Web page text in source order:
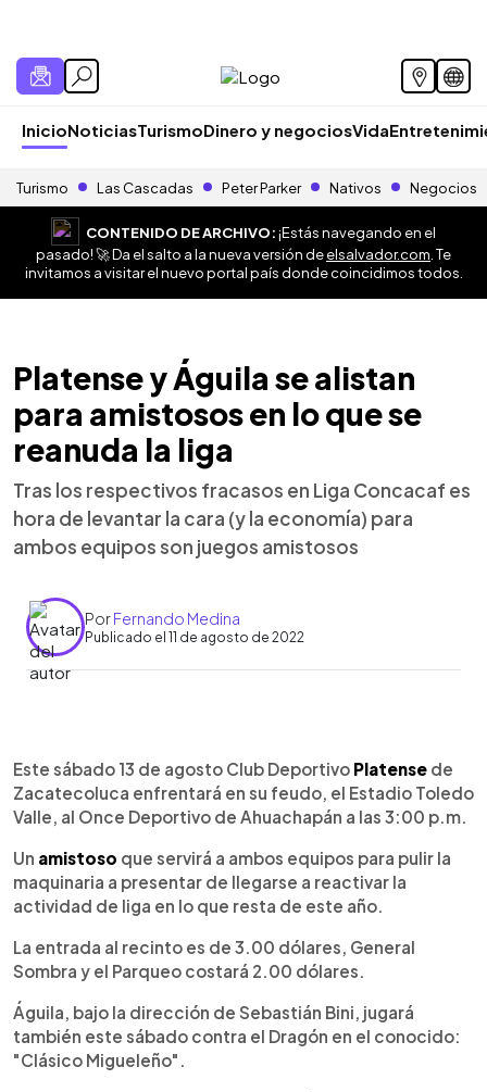
InicioNoticiasTurismoDinero y negociosVida
Turismo Las Cascadas Peter Parker Nativos Negocios
CONTENIDO DE ARCHIVO:¡Estás navegando en el
pasado! 🚀 Da el salto a la nueva versión deelsalvador.com . Te
invitamos a visitar el nuevo portal país donde coincidimos todos.
Platense y Águila se alistan
para amistosos en lo que se
reanuda la liga
Tras los respectivos fracasos en Liga Concacaf es
hora de levantar la cara (y la economía) para
ambos equipos son juegos amistosos
PorFernando Medina
Publicado el 11 de agosto de 2022
► Escuchar artículo
Este sábado 13 de agosto Club Deportivo Platense de
Zacatecoluca enfrentará en su feudo, el Estadio Toledo
Valle, al Once Deportivo de Ahuachapán a las 3:00 p.m.
Un amistoso que servirá a ambos equipos para pulir la
maquinaria a presentar de llegarse a reactivar la
actividad de liga en lo que resta de este año.
La entrada al recinto es de 3.00 dólares, General
Sombra y el Parqueo costará 2.00 dólares.
Águila, bajo la dirección de Sebastián Bini, jugará
también este sábado contra el Dragón en el conocido:
"Clásico Migueleño".